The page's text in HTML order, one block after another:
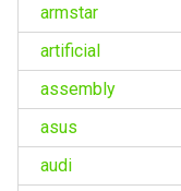
armstar
artificial
assembly
asus
audi